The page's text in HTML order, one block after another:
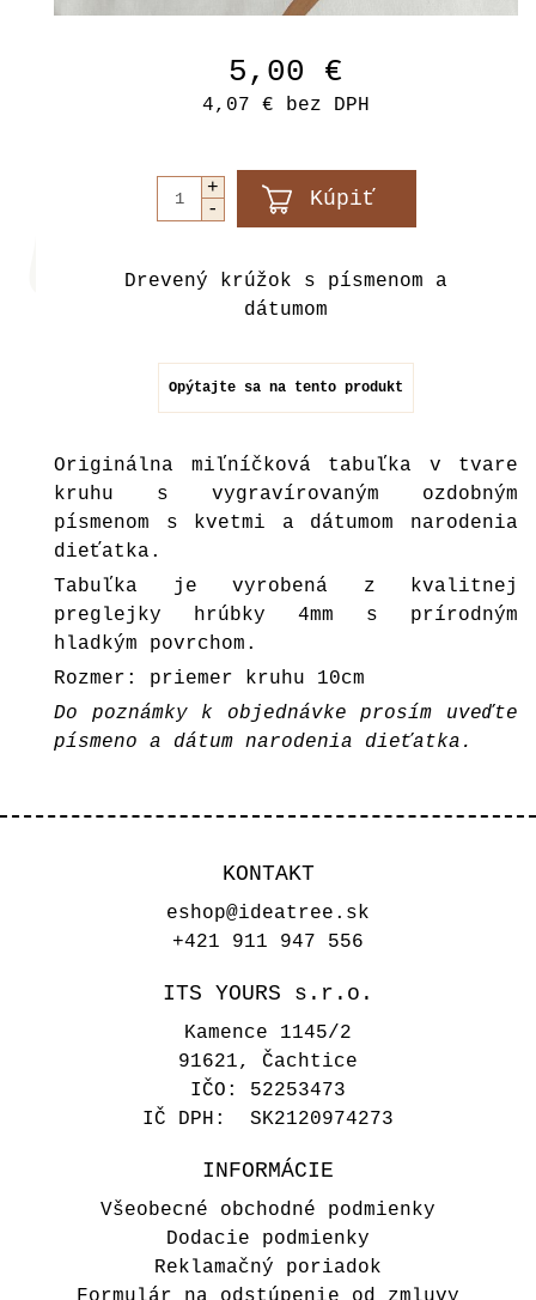
5,00 €
4,07 € bez DPH
Drevený krúžok s písmenom a
dátumom
Opýtajte sa na tento produkt
Originálna miľníčková tabuľka v tvare
kruhu s vygravírovaným ozdobným
písmenom s kvetmi a dátumom narodenia
dieťatka.
Tabuľka je vyrobená z kvalitnej
preglejky hrúbky 4mm s prírodným
hladkým povrchom.
Rozmer: priemer kruhu 10cm
Do poznámky k objednávke prosím uveďte
písmeno a dátum narodenia dieťatka.
KONTAKT
eshop@ideatree.sk
+421 911 947 556
ITS YOURS s.r.o.
Kamence 1145/2
91621, Čachtice
IČO: 52253473
IČ DPH: SK2120974273
INFORMÁCIE
Všeobecné obchodné podmienky
Dodacie podmienky
Reklamačný poriadok